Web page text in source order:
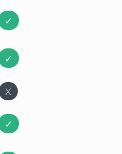
✓
✓
X
✓